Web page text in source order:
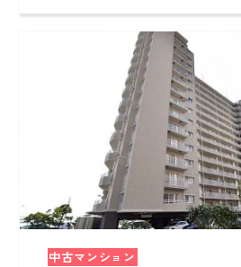
中古マンション